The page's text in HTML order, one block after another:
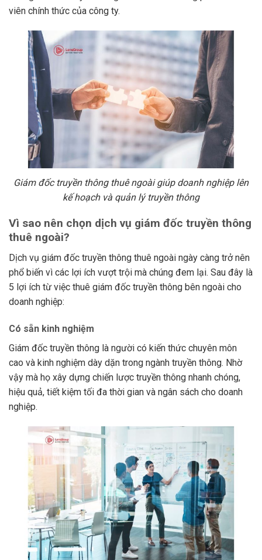
viên chính thức của công ty.
Giám đốc truyền thông thuê ngoài giúp doanh nghiệp lên
kế hoạch và quản lý truyền thông
Vì sao nên chọn dịch vụ giám đốc truyền thông
thuê ngoài?
Dịch vụ giám đốc truyền thông thuê ngoài ngày càng trở nên
phổ biến vì các lợi ích vượt trội mà chúng đem lại. Sau đây là
5 lợi ích từ việc thuê giám đốc truyền thông bên ngoài cho
doanh nghiệp:
Có sẵn kinh nghiệm
Giám đốc truyền thông là người có kiến thức chuyên môn
cao và kinh nghiệm dày dặn trong ngành truyền thông. Nhờ
vậy mà họ xây dựng chiến lược truyền thông nhanh chóng,
hiệu quả, tiết kiệm tối đa thời gian và ngân sách cho doanh
nghiệp.